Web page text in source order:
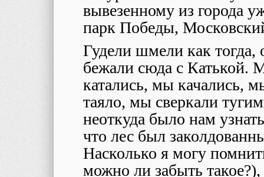
вывезенному из города
парк Победы,
Гудели шмели как тогда,
бежали сюда с
катались, мы качались,
таяло, мы сверкали
неоткуда было нам
что лес был
Насколько я могу
можно ли забыть